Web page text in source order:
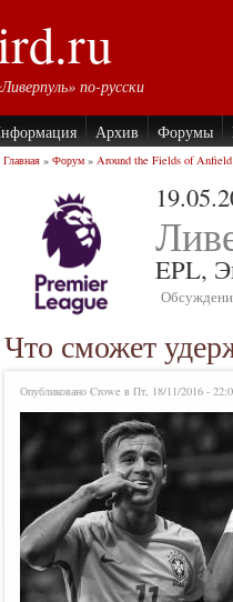
по-русски
Архив Форумы
Главная » Форум » Around the Fields of
EPL,
Что сможет
Опубликовано Crowe в Пт, 18/11/2016 -